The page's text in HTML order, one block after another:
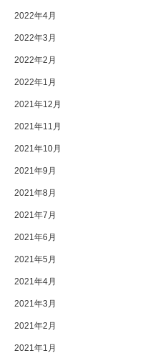
2022年4月
2022年3月
2022年2月
2022年1月
2021年12月
2021年11月
2021年10月
2021年9月
2021年8月
2021年7月
2021年6月
2021年5月
2021年4月
2021年3月
2021年2月
2021年1月